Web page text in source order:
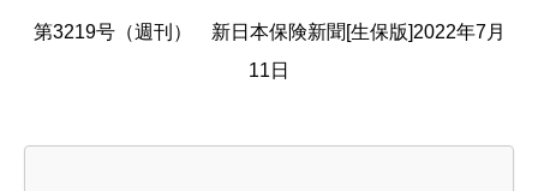
第3219号（週刊） 新日本保険新聞[生保版]2022年7月
11日